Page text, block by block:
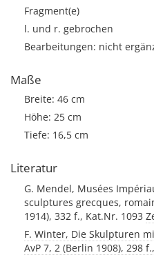
Fragment(e)
l. und r. gebrochen
Bearbeitungen: nicht
Maße
Breite: 46 cm
Höhe: 25 cm
Tiefe: 16,5 cm
Literatur
G. Mendel, Musées
sculptures grecques,
1914), 332 f., Kat.Nr. 1093
F. Winter, Die Skulpturen
AvP 7, 2 (Berlin 1908), 298